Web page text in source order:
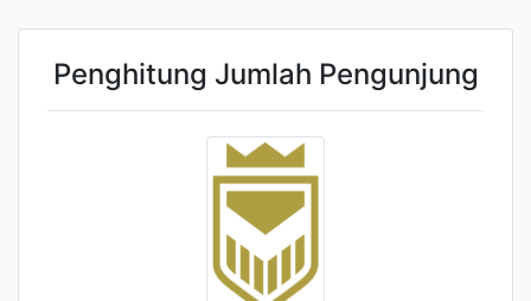
Penghitung Jumlah Pengunjung